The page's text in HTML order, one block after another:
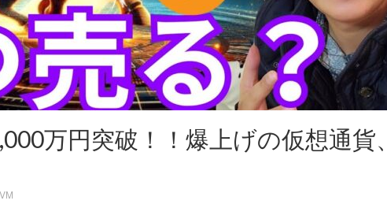
万円突破！！爆上げの仮想通貨、
VM